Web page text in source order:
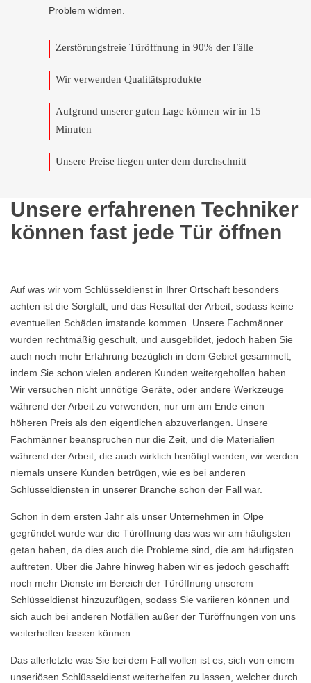
Problem widmen.
Zerstörungsfreie Türöffnung in 90% der Fälle
Wir verwenden Qualitätsprodukte
Aufgrund unserer guten Lage können wir in 15
Minuten
Unsere Preise liegen unter dem durchschnitt
Unsere erfahrenen Techniker
können fast jede Tür öffnen
Auf was wir vom Schlüsseldienst in Ihrer Ortschaft besonders
achten ist die Sorgfalt, und das Resultat der Arbeit, sodass keine
eventuellen Schäden imstande kommen. Unsere Fachmänner
wurden rechtmäßig geschult, und ausgebildet, jedoch haben Sie
auch noch mehr Erfahrung bezüglich in dem Gebiet gesammelt,
indem Sie schon vielen anderen Kunden weitergeholfen haben.
Wir versuchen nicht unnötige Geräte, oder andere Werkzeuge
während der Arbeit zu verwenden, nur um am Ende einen
höheren Preis als den eigentlichen abzuverlangen. Unsere
Fachmänner beanspruchen nur die Zeit, und die Materialien
während der Arbeit, die auch wirklich benötigt werden, wir werden
niemals unsere Kunden betrügen, wie es bei anderen
Schlüsseldiensten in unserer Branche schon der Fall war.
Schon in dem ersten Jahr als unser Unternehmen in Olpe
gegründet wurde war die Türöffnung das was wir am häufigsten
getan haben, da dies auch die Probleme sind, die am häufigsten
auftreten. Über die Jahre hinweg haben wir es jedoch geschafft
noch mehr Dienste im Bereich der Türöffnung unserem
Schlüsseldienst hinzuzufügen, sodass Sie variieren können und
sich auch bei anderen Notfällen außer der Türöffnungen von uns
weiterhelfen lassen können.
Das allerletzte was Sie bei dem Fall wollen ist es, sich von einem
unseriösen Schlüsseldienst weiterhelfen zu lassen, welcher durch